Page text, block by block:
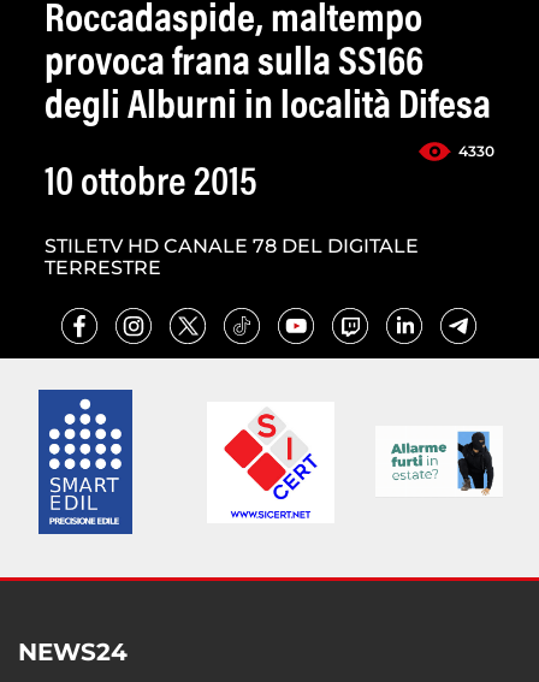
Roccadaspide, maltempo
provoca frana sulla SS166
degli Alburni in località Difesa
4330
10 ottobre 2015
STILETV HD CANALE 78 DEL DIGITALE
TERRESTRE
NEWS24